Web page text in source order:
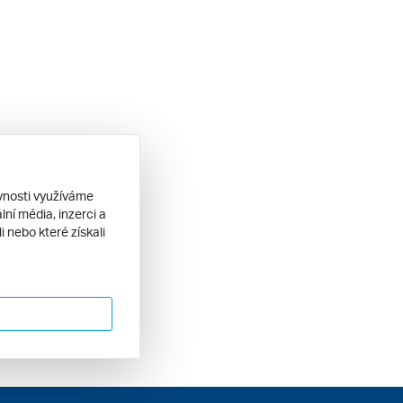
využíváme
média, inzerci a
nebo které získali